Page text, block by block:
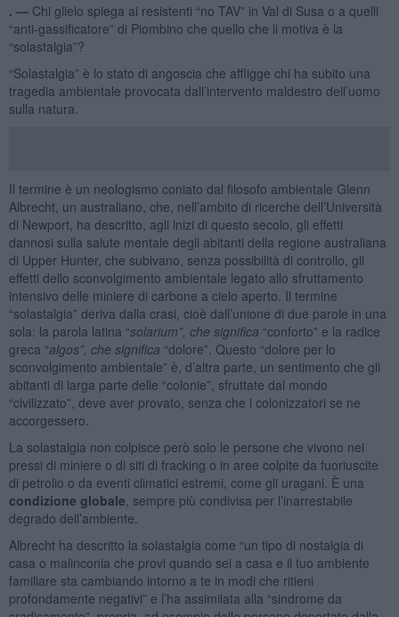
. — Chi glielo spiega ai resistenti “no TAV” in Val di Susa o a quelli
“anti-gassificatore” di Piombino che quello che li motiva è la
“solastalgia”?
“Solastalgia” è lo stato di angoscia che affligge chi ha subito una
tragedia ambientale provocata dall’intervento maldestro dell’uomo
sulla natura.
Il termine è un neologismo coniato dal filosofo ambientale Glenn
Albrecht, un australiano, che, nell’ambito di ricerche dell’Università
di Newport, ha descritto, agli inizi di questo secolo, gli effetti
dannosi sulla salute mentale degli abitanti della regione australiana
di Upper Hunter, che subivano, senza possibilità di controllo, gli
effetti dello sconvolgimento ambientale legato allo sfruttamento
intensivo delle miniere di carbone a cielo aperto. Il termine
“solastalgia” deriva dalla crasi, cioè dall’unione di due parole in una
sola: la parola latina “solarium”, che significa “conforto” e la radice
greca “algos”, che significa “dolore”. Questo “dolore per lo
sconvolgimento ambientale” è, d’altra parte, un sentimento che gli
abitanti di larga parte delle “colonie”, sfruttate dal mondo
“civilizzato”, deve aver provato, senza che i colonizzatori se ne
accorgessero.
La solastalgia non colpisce però solo le persone che vivono nei
pressi di miniere o di siti di fracking o in aree colpite da fuoriuscite
di petrolio o da eventi climatici estremi, come gli uragani. È una
condizione globale , sempre più condivisa per l’inarrestabile
degrado dell’ambiente.
Albrecht ha descritto la solastalgia come “un tipo di nostalgia di
casa o malinconia che provi quando sei a casa e il tuo ambiente
familiare sta cambiando intorno a te in modi che ritieni
profondamente negativi” e l’ha assimilata alla “sindrome da